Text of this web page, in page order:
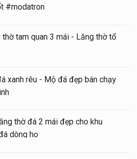
#modatron
thờ tam quan 3 mái - Lăng thờ tổ
xanh rêu - Mộ đá đẹp bán chạy
thờ đá 2 mái đẹp cho khu
dòng họ